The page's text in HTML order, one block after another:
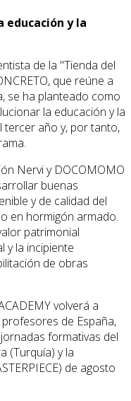
educación y la
de la "Tienda del
que reúne a
se ha planteado como
la educación y la
tercer año y, por tanto,
Nervi y DOCOMOMO
buenas
y de calidad del
en hormigón armado.
patrimonial
y la incipiente
de obras
volverá a
de España,
formativas del
(Turquía) y la
de agosto